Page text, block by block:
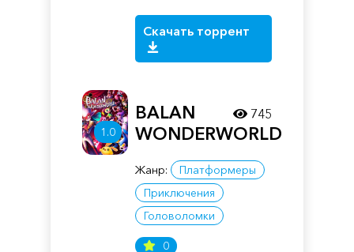
Скачать торрент
1.0
BALAN
WONDERWORLD
Жанр:
Платформеры
Приключения
Головоломки
0
745